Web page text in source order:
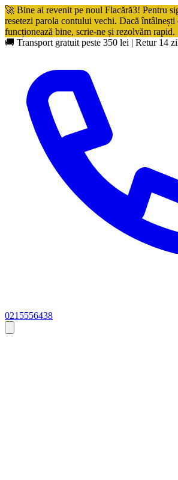
🚀 Bine ai revenit pe noul Flacără3! Pentru
resetezi parola contului vechi. Dacă întâlnești
funcționează bine, scrie-ne și rezolvăm rapid.
🚚 Transport gratuit peste 350 lei | Retur 14
0215556438